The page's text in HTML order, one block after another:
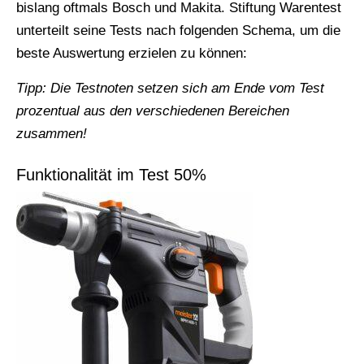
bislang oftmals Bosch und Makita. Stiftung Warentest
unterteilt seine Tests nach folgenden Schema, um die
beste Auswertung erzielen zu können:
Tipp: Die Testnoten setzen sich am Ende vom Test
prozentual aus den verschiedenen Bereichen
zusammen!
Funktionalität im Test 50%